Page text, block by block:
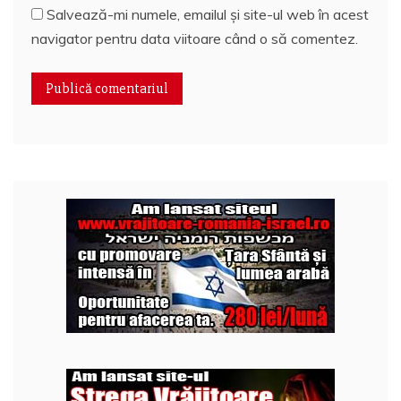
Salvează-mi numele, emailul și site-ul web în acest
navigator pentru data viitoare când o să comentez.